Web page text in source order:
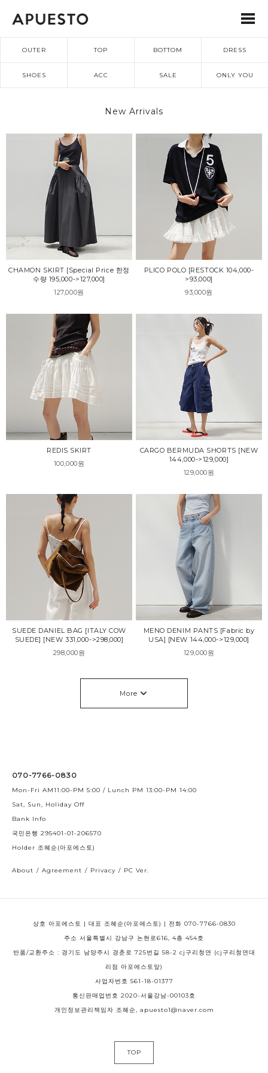
OUTER TOP BOTTOM DRESS
SHOES ACC SALE ONLY YOU
New Arrivals
CHAMON SKIRT [Special Price 한정
수량 195,000->127,000]
127,000원
PLICO POLO [RESTOCK 104,000-
>93,000]
93,000원
REDIS SKIRT
100,000원
CARGO BERMUDA SHORTS [NEW
144,000->129,000]
129,000원
SUEDE DANIEL BAG [ITALY COW
SUEDE] [NEW 331,000->298,000]
298,000원
MENO DENIM PANTS [Fabric by
USA] [NEW 144,000->129,000]
129,000원
More
070-7766-0830
Mon-Fri AM11:00-PM 5:00 / Lunch PM 13:00-PM 14:00
Sat, Sun, Holiday Off
Bank Info
국민은행 295401-01-206570
Holder 조혜순(아포에스토)
About / Agreement / Privacy / PC Ver.
상호 아포에스토 | 대표 조혜순(아포에스토) | 전화 070-7766-0830
주소 서울특별시 강남구 논현로616, 4층 454호
반품/교환주소 : 경기도 남양주시 경춘로 725번길 58-2 cj구리청연 (cj구리청연대
리점 아포에스토앞)
사업자번호 561-18-01377
통신판매업번호 2020-서울강남-00103호
개인정보관리책임자 조혜순, apuesto1@naver.com
TOP